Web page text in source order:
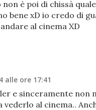
non è poi di chissà
bene xD io credo di
al cinema XD
alle ore 17:41
e sinceramente non
al cinema..